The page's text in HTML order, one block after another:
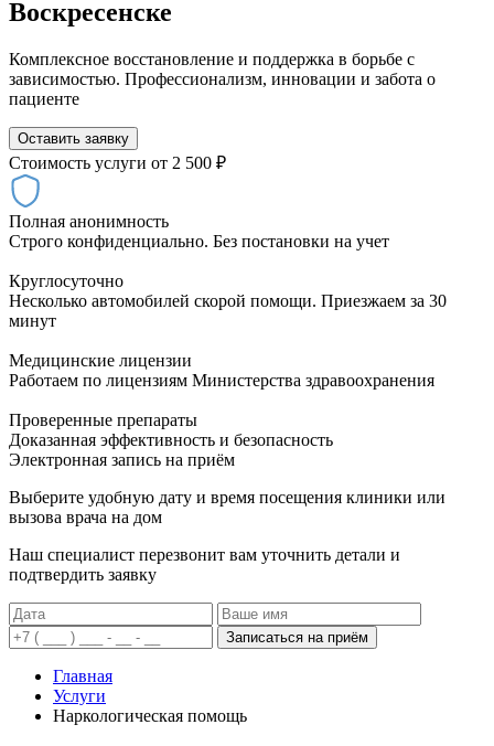
Воскресенске
Комплексное восстановление и поддержка в борьбе с
зависимостью. Профессионализм, инновации и забота о
пациенте
Оставить заявку
Стоимость услуги от 2 500 ₽
Полная анонимность
Строго конфиденциально. Без постановки на учет
Круглосуточно
Несколько автомобилей скорой помощи. Приезжаем за 30
минут
Медицинские лицензии
Работаем по лицензиям Министерства здравоохранения
Проверенные препараты
Доказанная эффективность и безопасность
Электронная запись на приём
Выберите удобную дату и время посещения клиники или
вызова врача на дом
Наш специалист перезвонит вам уточнить детали и
подтвердить заявку
Записаться на приём
Главная
Услуги
Наркологическая помощь